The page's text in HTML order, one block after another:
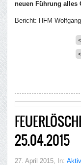
neuen Führung alles
Bericht: HFM
25.04.2015
27. April 2015, In: